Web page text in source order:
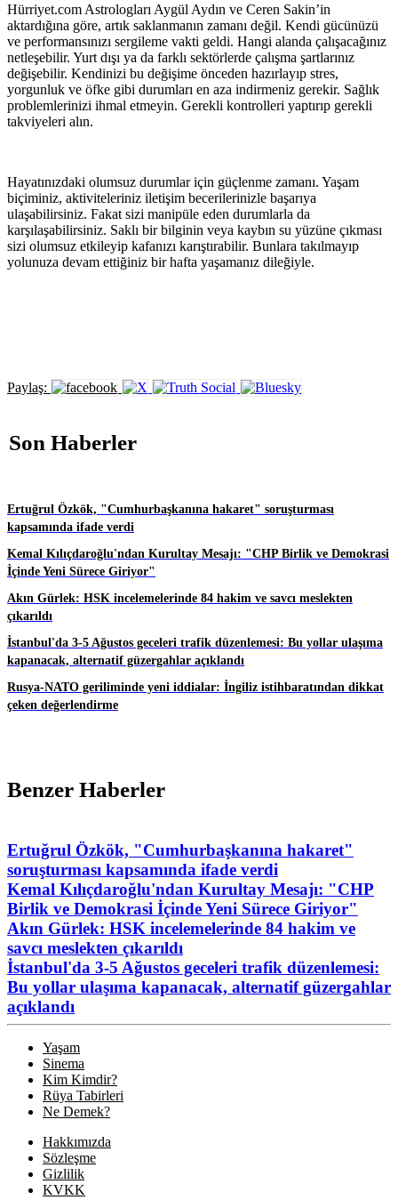
Hürriyet.com Astrologları Aygül Aydın ve Ceren Sakin’in
aktardığına göre, artık saklanmanın zamanı değil. Kendi gücünüzü
ve performansınızı sergileme vakti geldi. Hangi alanda çalışacağınız
netleşebilir. Yurt dışı ya da farklı sektörlerde çalışma şartlarınız
değişebilir. Kendinizi bu değişime önceden hazırlayıp stres,
yorgunluk ve öfke gibi durumları en aza indirmeniz gerekir. Sağlık
problemlerinizi ihmal etmeyin. Gerekli kontrolleri yaptırıp gerekli
takviyeleri alın.
Hayatınızdaki olumsuz durumlar için güçlenme zamanı. Yaşam
biçiminiz, aktiviteleriniz iletişim becerilerinizle başarıya
ulaşabilirsiniz. Fakat sizi manipüle eden durumlarla da
karşılaşabilirsiniz. Saklı bir bilginin veya kaybın su yüzüne çıkması
sizi olumsuz etkileyip kafanızı karıştırabilir. Bunlara takılmayıp
yolunuza devam ettiğiniz bir hafta yaşamanız dileğiyle.
Paylaş:
Son Haberler
Ertuğrul Özkök, "Cumhurbaşkanına hakaret" soruşturması
kapsamında ifade verdi
Kemal Kılıçdaroğlu'ndan Kurultay Mesajı: "CHP Birlik ve Demokrasi
İçinde Yeni Sürece Giriyor"
Akın Gürlek: HSK incelemelerinde 84 hakim ve savcı meslekten
çıkarıldı
İstanbul'da 3-5 Ağustos geceleri trafik düzenlemesi: Bu yollar ulaşıma
kapanacak, alternatif güzergahlar açıklandı
Rusya-NATO geriliminde yeni iddialar: İngiliz istihbaratından dikkat
çeken değerlendirme
Benzer Haberler
Ertuğrul Özkök, "Cumhurbaşkanına hakaret"
soruşturması kapsamında ifade verdi
Kemal Kılıçdaroğlu'ndan Kurultay Mesajı: "CHP
Birlik ve Demokrasi İçinde Yeni Sürece Giriyor"
Akın Gürlek: HSK incelemelerinde 84 hakim ve
savcı meslekten çıkarıldı
İstanbul'da 3-5 Ağustos geceleri trafik düzenlemesi:
Bu yollar ulaşıma kapanacak, alternatif güzergahlar
açıklandı
Yaşam
Sinema
Kim Kimdir?
Rüya Tabirleri
Ne Demek?
Hakkımızda
Sözleşme
Gizlilik
KVKK